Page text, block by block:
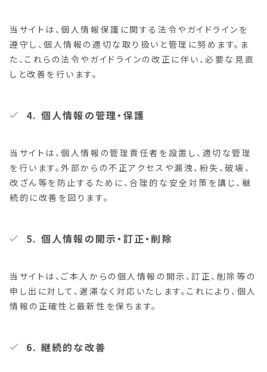
当サイトは、個人情報保護に関する法令やガイドラインを
遵守し、個人情報の適切な取り扱いと管理に努めます。ま
た、これらの法令やガイドラインの改正に伴い、必要な見直
しと改善を行います。
4. 個人情報の管理・保護
当サイトは、個人情報の管理責任者を設置し、適切な管理
を行います。外部からの不正アクセスや漏洩、紛失、破壊、
改ざん等を防止するために、合理的な安全対策を講じ、継
続的に改善を図ります。
5. 個人情報の開示・訂正・削除
当サイトは、ご本人からの個人情報の開示、訂正、削除等の
申し出に対して、遅滞なく対応いたします。これにより、個人
情報の正確性と最新性を保ちます。
6. 継続的な改善